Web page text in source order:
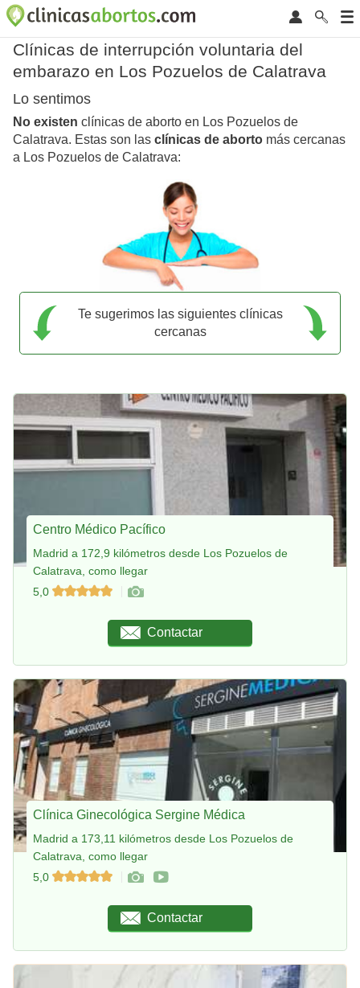
Clínicas de interrupción voluntaria del
embarazo en Los Pozuelos de Calatrava
Lo sentimos
No existen clínicas de aborto en Los Pozuelos de
Calatrava. Estas son las clínicas de aborto más cercanas
a Los Pozuelos de Calatrava:
Te sugerimos las siguientes clínicas
cercanas
Centro Médico Pacífico
Madrid a 172,9 kilómetros desde Los Pozuelos de
Calatrava, como llegar
5,0
Contactar
Clínica Ginecológica Sergine Médica
Madrid a 173,11 kilómetros desde Los Pozuelos de
Calatrava, como llegar
5,0
Contactar